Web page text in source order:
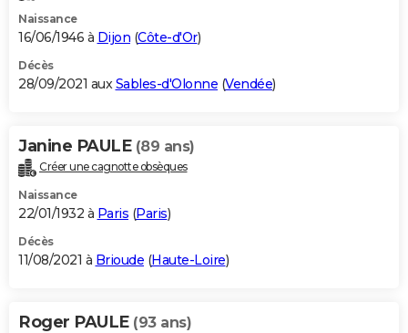
Naissance
16/06/1946 à Dijon (Côte-d'Or)
Décès
28/09/2021 auxSables-d'Olonne (Vendée)
Janine PAULE (89 ans)
Créer une cagnotte obsèques
Naissance
22/01/1932 à Paris (Paris)
Décès
11/08/2021 à Brioude (Haute-Loire)
Roger PAULE (93 ans)